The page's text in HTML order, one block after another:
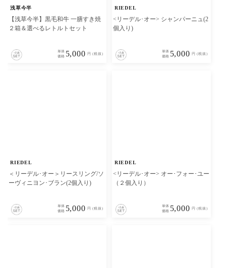
浅草今半
【浅草今半】黒毛和牛 一膳すき焼
２箱＆選べるレトルトセット
単体
価格 5,000 円 (税抜)
RIEDEL
<リーデル･オー> シャンパーニュ(2
個入り)
単体
価格 5,000 円 (税抜)
RIEDEL
＜リーデル･オー＞リースリング/ソ
ーヴィニヨン･ブラン(2個入り)
単体
価格 5,000 円 (税抜)
RIEDEL
<リーデル･オー> オー･フォー･ユー
（２個入り）
単体
価格 5,000 円 (税抜)